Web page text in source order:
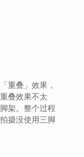
重叠」效果，
叠效果不太
架。整个过程
摄没使用三脚